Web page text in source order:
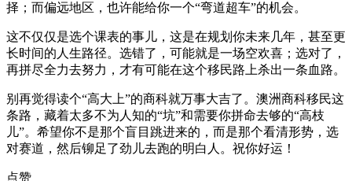
择；而偏远地区，也许能给你一个“弯道超车”的机会。
这不仅仅是选个课表的事儿，这是在规划你未来几年，甚至更
长时间的人生路径。选错了，可能就是一场空欢喜；选对了，
再拼尽全力去努力，才有可能在这个移民路上杀出一条血路。
别再觉得读个“高大上”的商科就万事大吉了。澳洲商科移民这
条路，藏着太多不为人知的“坑”和需要你拼命去够的“高枝
儿”。希望你不是那个盲目跳进来的，而是那个看清形势，选
对赛道，然后铆足了劲儿去跑的明白人。祝你好运！
点赞